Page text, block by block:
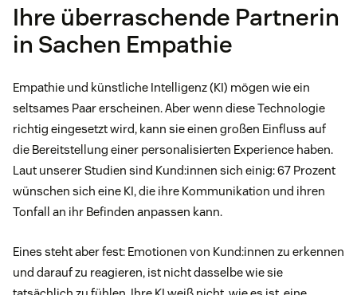
Ihre überraschende Partnerin
in Sachen Empathie
Empathie und künstliche Intelligenz (KI) mögen wie ein
seltsames Paar erscheinen. Aber wenn diese Technologie
richtig eingesetzt wird, kann sie einen großen Einfluss auf
die Bereitstellung einer personalisierten Experience haben.
Laut unserer Studien sind Kund:innen sich einig: 67 Prozent
wünschen sich eine KI, die ihre Kommunikation und ihren
Tonfall an ihr Befinden anpassen kann.
Eines steht aber fest: Emotionen von Kund:innen zu erkennen
und darauf zu reagieren, ist nicht dasselbe wie sie